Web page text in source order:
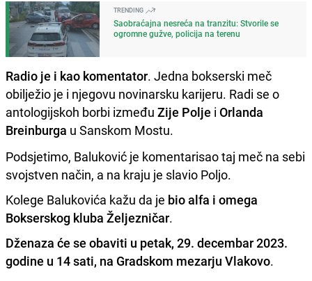
TRENDING
Saobraćajna nesreća na tranzitu: Stvorile se
ogromne gužve, policija na terenu
Radio je i kao komentator. Jedna bokserski meč
obilježio je i njegovu novinarsku karijeru. Radi se o
antologijskoh borbi između Zije Polje i Orlanda
Breinburga u Sanskom Mostu.
Podsjetimo, Baluković je komentarisao taj meč na sebi
svojstven način, a na kraju je slavio Poljo.
Kolege Balukovića kažu da je bio alfa i omega
Bokserskog kluba Željezničar.
Dženaza će se obaviti u petak, 29. decembar 2023.
godine u 14 sati, na Gradskom mezarju Vlakovo.